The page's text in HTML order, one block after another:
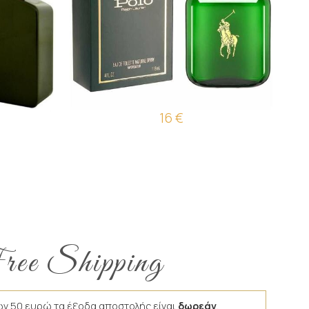
16 €
Shipping
50 ευρώ τα έξοδα αποστολής είναι δωρεάν.